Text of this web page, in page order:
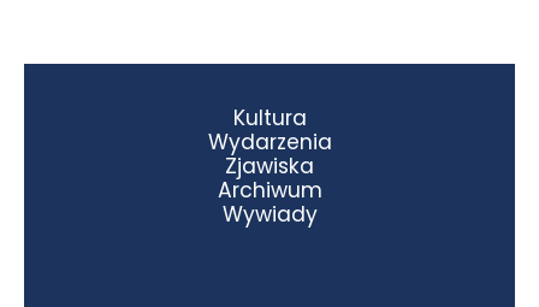
Kultura
Wydarzenia
Zjawiska
Archiwum
Wywiady